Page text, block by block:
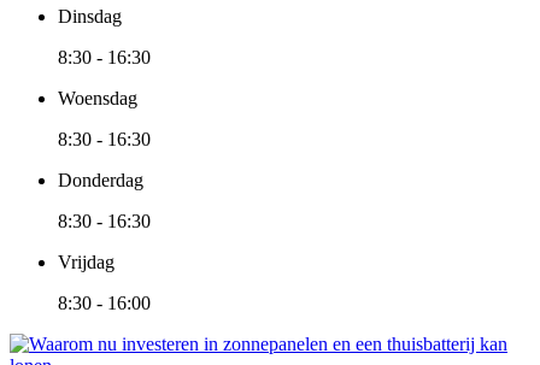
Dinsdag
8:30 - 16:30
Woensdag
8:30 - 16:30
Donderdag
8:30 - 16:30
Vrijdag
8:30 - 16:00